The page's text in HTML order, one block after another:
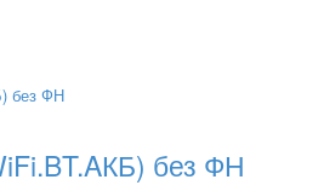
без ФН